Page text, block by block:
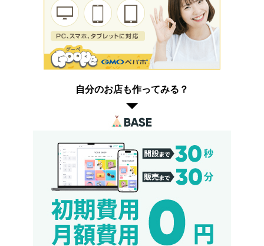
自分のお店も作ってみる？